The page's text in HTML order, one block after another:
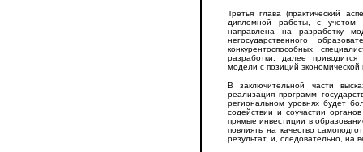
Третья глава (практический
дипломной работы, с учетом
направлена на разработку
негосударственного
конкурентоспособных
разработки, далее
модели с позиций
В заключительной части
реализация программ
региональном уровнях будет
содействии и соучастии
прямые инвестиции в
повлиять на качество
результат, и, следовательно, на